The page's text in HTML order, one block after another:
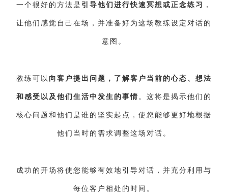
一个很好的方法是 引导他们进行快速冥想或正念练习 ，
让他们感觉自己在场，并准备好为这场教练设定对话的
意图。
教练可以 向客户提出问题，了解客户当前的心态、想法
和感受以及他们生活中发生的事情 。这将是揭示他们的
核心问题和他们是谁的坚实起点，使您能够更好地根据
他们当时的需求调整这场对话。
成功的开场将使您能够有效地引导对话，并充分利用与
每位客户相处的时间。